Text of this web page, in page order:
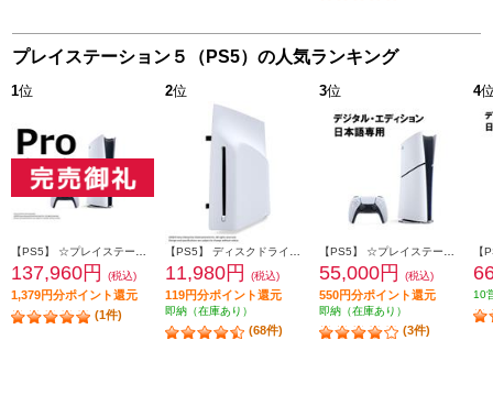
プレイステーション５（PS5）の人気ランキング
1位
【PS5】 ☆プレイステーション5 Pro本体（N）
137,960円 (税込)
1,379円分ポイント還元
(1件)
2位
【PS5】 ディスクドライブ(Slimモデル用)
11,980円 (税込)
119円分ポイント還元
即納（在庫あり）
(68件)
3位
【PS5】 ☆プレイステーション5本体 デジタル・エディション 日本語専用 Console Language: Japanese only
55,000円 (税込)
550円分ポイント還元
即納（在庫あり）
(3件)
4
10